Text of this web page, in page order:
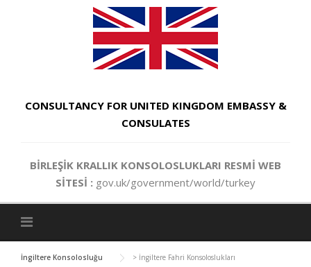
CONSULTANCY FOR UNITED KINGDOM EMBASSY &
CONSULATES
BİRLEŞİK KRALLIK KONSOLOSLUKLARI RESMİ WEB
SİTESİ : gov.uk/government/world/turkey
İngiltere Konsolosluğu > İngiltere Fahri Konsoloslukları